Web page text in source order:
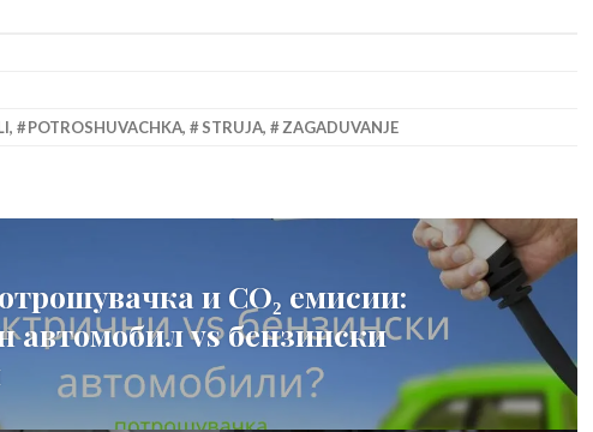
, POTROSHUVACHKA, STRUJA, ZAGADUVANJE
и CO₂ емисии:
автомобил vs бензински